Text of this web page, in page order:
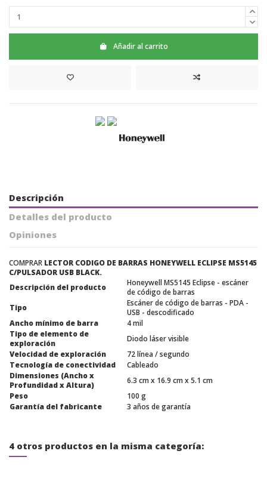
Añadir al carrito
Descripción
Detalles del producto
Opiniones
COMPRAR LECTOR CODIGO DE BARRAS HONEYWELL ECLIPSE MS5145
C/PULSADOR USB BLACK.
Descripción del producto
Honeywell MS5145 Eclipse - escáner
de código de barras
Tipo
Escáner de código de barras - PDA -
USB - descodificado
Ancho mínimo de barra
4 mil
Tipo de elemento de
exploración
Diodo láser visible
Velocidad de exploración
72 línea / segundo
Tecnología de conectividad
Cableado
Dimensiones (Ancho x
Profundidad x Altura)
6.3 cm x 16.9 cm x 5.1 cm
Peso
100 g
Garantía del fabricante
3 años de garantía
4 otros productos en la misma categoría: